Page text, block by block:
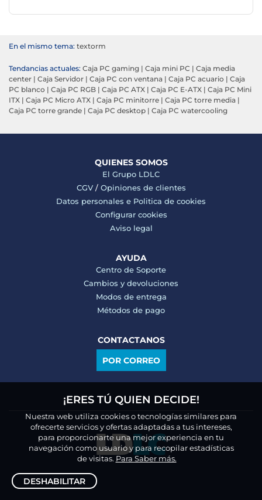
En el mismo tema: textorm
Tendancias actuales: Caja PC gaming | Caja mini PC | Caja media
center | Caja Servidor | Caja PC con ventana | Caja PC acuario | Caja
PC blanco | Caja PC RGB | Caja PC ATX | Caja PC E-ATX | Caja PC Mini
ITX | Caja PC Micro ATX | Caja PC minitorre | Caja PC torre media |
Caja PC torre grande | Caja PC desktop | Caja PC watercooling
QUIENES SOMOS
El Grupo LDLC
CGV/ Opiniones de clientes
Datos personales e Politica de cookies
Configurar cookies
Aviso legal
AYUDA
Centro de Soporte
Cambios y devoluciones
Modos de entrega
Métodos de pago
CONTACTANOS
POR CORREO
¡ERES TÚ QUIEN DECIDE!
Nuestra web utiliza cookies o tecnologías similares para
ofrecerte servicios y ofertas adaptadas a tus intereses,
para proporcionarte una mejor experiencia en tu
navegación como usuario y para recopilar estadísticas
de visitas. Para Saber más.
DESHABILITAR